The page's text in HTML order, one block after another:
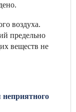
воздуха.
предельно
веществ не